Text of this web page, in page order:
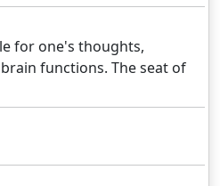
for one's thoughts,
functions. The seat of